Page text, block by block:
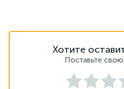
Хотите
Поставьте